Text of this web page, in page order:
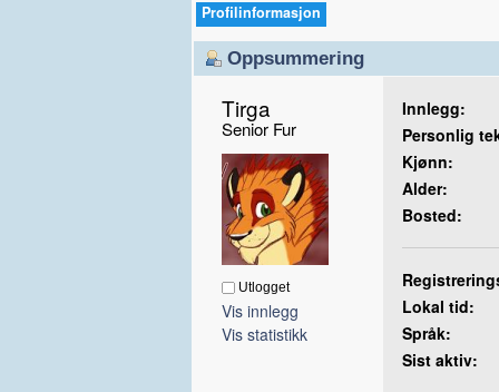
Profilinformasjon
Oppsummering
Tirga
Senior Fur
Utlogget
Vis innlegg
Vis statistikk
Innlegg:
Personlig
Kjønn:
Alder:
Bosted:
Lokal tid:
Språk:
Sist aktiv: